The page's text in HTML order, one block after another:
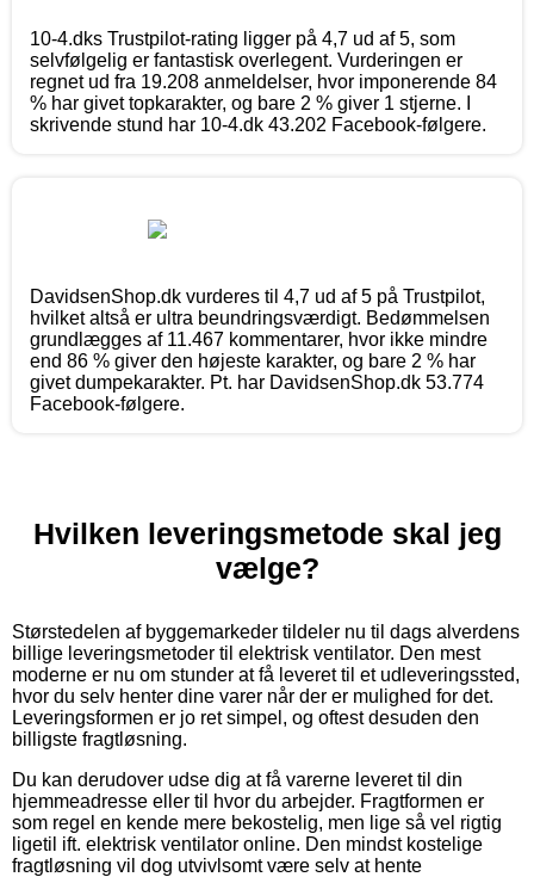
10-4.dks Trustpilot-rating ligger på 4,7 ud af 5, som
selvfølgelig er fantastisk overlegent. Vurderingen er
regnet ud fra 19.208 anmeldelser, hvor imponerende 84
% har givet topkarakter, og bare 2 % giver 1 stjerne. I
skrivende stund har 10-4.dk 43.202 Facebook-følgere.
DavidsenShop.dk vurderes til 4,7 ud af 5 på Trustpilot,
hvilket altså er ultra beundringsværdigt. Bedømmelsen
grundlægges af 11.467 kommentarer, hvor ikke mindre
end 86 % giver den højeste karakter, og bare 2 % har
givet dumpekarakter. Pt. har DavidsenShop.dk 53.774
Facebook-følgere.
Hvilken leveringsmetode skal jeg
vælge?
Størstedelen af byggemarkeder tildeler nu til dags alverdens
billige leveringsmetoder til elektrisk ventilator. Den mest
moderne er nu om stunder at få leveret til et udleveringssted,
hvor du selv henter dine varer når der er mulighed for det.
Leveringsformen er jo ret simpel, og oftest desuden den
billigste fragtløsning.
Du kan derudover udse dig at få varerne leveret til din
hjemmeadresse eller til hvor du arbejder. Fragtformen er
som regel en kende mere bekostelig, men lige så vel rigtig
ligetil ift. elektrisk ventilator online. Den mindst kostelige
fragtløsning vil dog utvivlsomt være selv at hente